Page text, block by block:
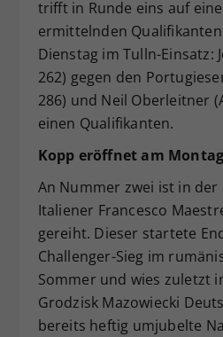
trifft in Runde eins auf
ermittelnden
Dienstag im Tulln-Einsatz:
262) gegen den
286) und Neil Oberleitner
einen Qualifikanten.
Kopp eröffnet am
An Nummer zwei ist in
Italiener Francesco
gereiht. Dieser startete
Challenger-Sieg im
Sommer und wies zuletzt
Grodzisk Mazowiecki
bereits heftig umjubelte